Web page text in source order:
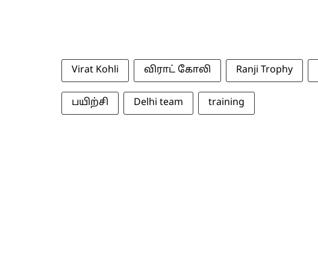
Virat Kohli விராட் கோலி Ranji Trophy
பயிற்சி Delhi team training